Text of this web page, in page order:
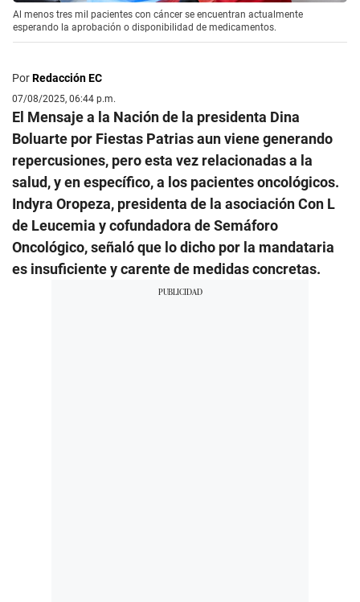
Al menos tres mil pacientes con cáncer se encuentran actualmente
esperando la aprobación o disponibilidad de medicamentos.
PorRedacción EC
07/08/2025, 06:44 p.m.
El Mensaje a la Nación de la presidenta Dina
Boluarte por Fiestas Patrias aun viene generando
repercusiones, pero esta vez relacionadas a la
salud, y en específico, a los pacientes oncológicos.
Indyra Oropeza, presidenta de la asociación Con L
de Leucemia y cofundadora de Semáforo
Oncológico, señaló que lo dicho por la mandataria
es insuficiente y carente de medidas concretas.